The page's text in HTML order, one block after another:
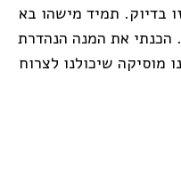
בדיוק. תמיד מישהו בא
הכנתי את המנה הנהדרת
מוסיקה שיכולנו לצרוח